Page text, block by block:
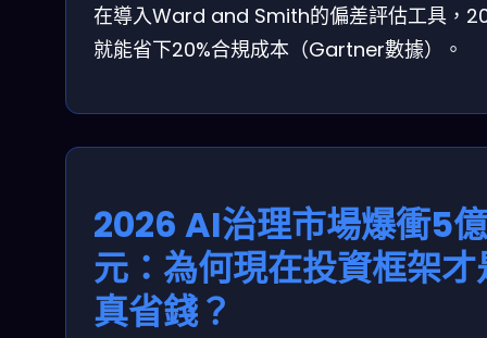
在導入Ward and Smith的偏差評估工具，
就能省下20%合規成本（Gartner數據）。
2026 AI治理市場爆衝5
元：為何現在投資框架才
真省錢？